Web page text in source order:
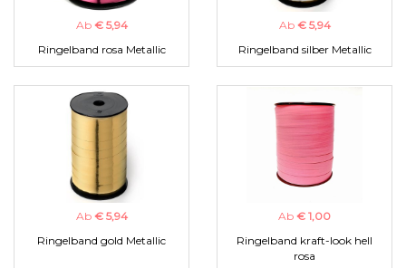
Ab € 5,94
Ringelband rosa Metallic
Ab € 5,94
Ringelband silber Metallic
Ab € 5,94
Ringelband gold Metallic
Ab € 1,00
Ringelband kraft-look hell
rosa